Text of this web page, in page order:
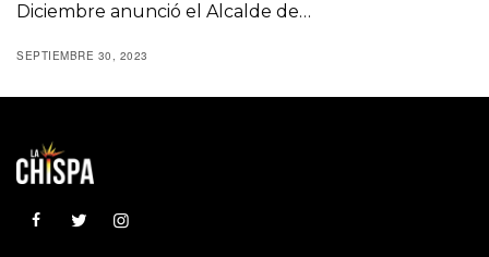
Diciembre anunció el Alcalde de…
SEPTIEMBRE 30, 2023